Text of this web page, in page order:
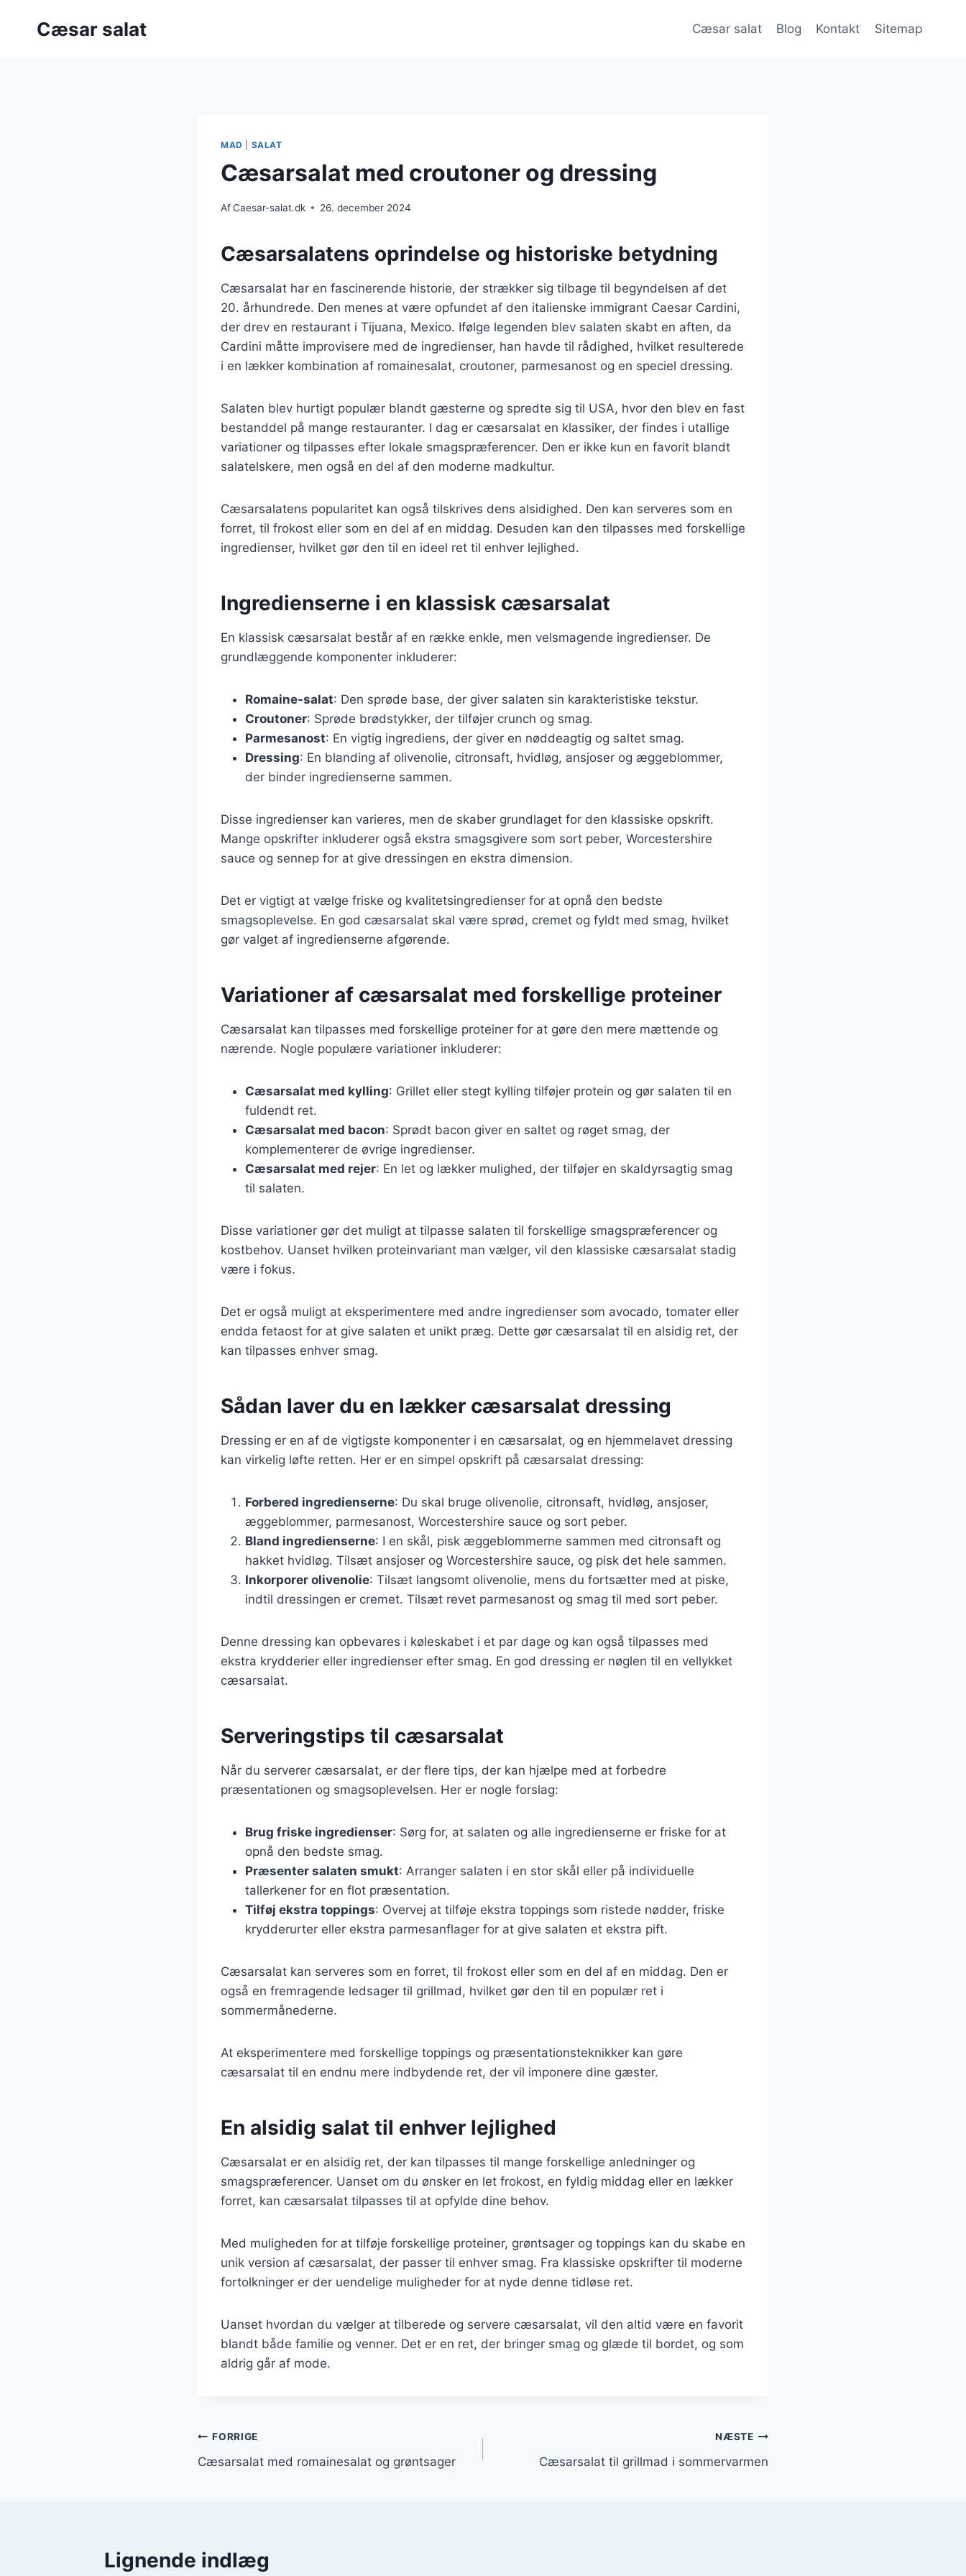
Cæsar salat Cæsar salat Blog Kontakt Sitemap
MAD SALAT
Cæsarsalat med croutoner og dressing
AfCaesar-salat.dk 26. december 2024
Cæsarsalatens oprindelse og historiske betydning
Cæsarsalat har en fascinerende historie, der strækker sig tilbage til begyndelsen af det
20. århundrede. Den menes at være opfundet af den italienske immigrant Caesar Cardini,
der drev en restaurant i Tijuana, Mexico. Ifølge legenden blev salaten skabt en aften, da
Cardini måtte improvisere med de ingredienser, han havde til rådighed, hvilket resulterede
i en lækker kombination af romainesalat, croutoner, parmesanost og en speciel dressing.
Salaten blev hurtigt populær blandt gæsterne og spredte sig til USA, hvor den blev en fast
bestanddel på mange restauranter. I dag er cæsarsalat en klassiker, der findes i utallige
variationer og tilpasses efter lokale smagspræferencer. Den er ikke kun en favorit blandt
salatelskere, men også en del af den moderne madkultur.
Cæsarsalatens popularitet kan også tilskrives dens alsidighed. Den kan serveres som en
forret, til frokost eller som en del af en middag. Desuden kan den tilpasses med forskellige
ingredienser, hvilket gør den til en ideel ret til enhver lejlighed.
Ingredienserne i en klassisk cæsarsalat
En klassisk cæsarsalat består af en række enkle, men velsmagende ingredienser. De
grundlæggende komponenter inkluderer:
Romaine-salat: Den sprøde base, der giver salaten sin karakteristiske tekstur.
Croutoner: Sprøde brødstykker, der tilføjer crunch og smag.
Parmesanost: En vigtig ingrediens, der giver en nøddeagtig og saltet smag.
Dressing: En blanding af olivenolie, citronsaft, hvidløg, ansjoser og æggeblommer,
der binder ingredienserne sammen.
Disse ingredienser kan varieres, men de skaber grundlaget for den klassiske opskrift.
Mange opskrifter inkluderer også ekstra smagsgivere som sort peber, Worcestershire
sauce og sennep for at give dressingen en ekstra dimension.
Det er vigtigt at vælge friske og kvalitetsingredienser for at opnå den bedste
smagsoplevelse. En god cæsarsalat skal være sprød, cremet og fyldt med smag, hvilket
gør valget af ingredienserne afgørende.
Variationer af cæsarsalat med forskellige proteiner
Cæsarsalat kan tilpasses med forskellige proteiner for at gøre den mere mættende og
nærende. Nogle populære variationer inkluderer:
Cæsarsalat med kylling: Grillet eller stegt kylling tilføjer protein og gør salaten til en
fuldendt ret.
Cæsarsalat med bacon: Sprødt bacon giver en saltet og røget smag, der
komplementerer de øvrige ingredienser.
Cæsarsalat med rejer: En let og lækker mulighed, der tilføjer en skaldyrsagtig smag
til salaten.
Disse variationer gør det muligt at tilpasse salaten til forskellige smagspræferencer og
kostbehov. Uanset hvilken proteinvariant man vælger, vil den klassiske cæsarsalat stadig
være i fokus.
Det er også muligt at eksperimentere med andre ingredienser som avocado, tomater eller
endda fetaost for at give salaten et unikt præg. Dette gør cæsarsalat til en alsidig ret, der
kan tilpasses enhver smag.
Sådan laver du en lækker cæsarsalat dressing
Dressing er en af de vigtigste komponenter i en cæsarsalat, og en hjemmelavet dressing
kan virkelig løfte retten. Her er en simpel opskrift på cæsarsalat dressing:
Forbered ingredienserne: Du skal bruge olivenolie, citronsaft, hvidløg, ansjoser,
æggeblommer, parmesanost, Worcestershire sauce og sort peber.
Bland ingredienserne: I en skål, pisk æggeblommerne sammen med citronsaft og
hakket hvidløg. Tilsæt ansjoser og Worcestershire sauce, og pisk det hele sammen.
Inkorporer olivenolie: Tilsæt langsomt olivenolie, mens du fortsætter med at piske,
indtil dressingen er cremet. Tilsæt revet parmesanost og smag til med sort peber.
Denne dressing kan opbevares i køleskabet i et par dage og kan også tilpasses med
ekstra krydderier eller ingredienser efter smag. En god dressing er nøglen til en vellykket
cæsarsalat.
Serveringstips til cæsarsalat
Når du serverer cæsarsalat, er der flere tips, der kan hjælpe med at forbedre
præsentationen og smagsoplevelsen. Her er nogle forslag:
Brug friske ingredienser: Sørg for, at salaten og alle ingredienserne er friske for at
opnå den bedste smag.
Præsenter salaten smukt: Arranger salaten i en stor skål eller på individuelle
tallerkener for en flot præsentation.
Tilføj ekstra toppings: Overvej at tilføje ekstra toppings som ristede nødder, friske
krydderurter eller ekstra parmesanflager for at give salaten et ekstra pift.
Cæsarsalat kan serveres som en forret, til frokost eller som en del af en middag. Den er
også en fremragende ledsager til grillmad, hvilket gør den til en populær ret i
sommermånederne.
At eksperimentere med forskellige toppings og præsentationsteknikker kan gøre
cæsarsalat til en endnu mere indbydende ret, der vil imponere dine gæster.
En alsidig salat til enhver lejlighed
Cæsarsalat er en alsidig ret, der kan tilpasses til mange forskellige anledninger og
smagspræferencer. Uanset om du ønsker en let frokost, en fyldig middag eller en lækker
forret, kan cæsarsalat tilpasses til at opfylde dine behov.
Med muligheden for at tilføje forskellige proteiner, grøntsager og toppings kan du skabe en
unik version af cæsarsalat, der passer til enhver smag. Fra klassiske opskrifter til moderne
fortolkninger er der uendelige muligheder for at nyde denne tidløse ret.
Uanset hvordan du vælger at tilberede og servere cæsarsalat, vil den altid være en favorit
blandt både familie og venner. Det er en ret, der bringer smag og glæde til bordet, og som
aldrig går af mode.
Indlægsnavigation
FORRIGE
Cæsarsalat med romainesalat og grøntsager
NÆSTE
Cæsarsalat til grillmad i sommervarmen
Lignende indlæg